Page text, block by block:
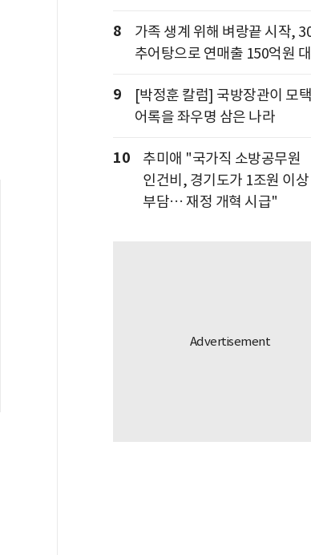
8
가족 생계 위해 벼랑끝 시작,
추어탕으로 연매출 150억원
9
[박정훈 칼럼] 국방장관이 모
어록을 좌우명 삼은 나라
10
추미애 "국가직 소방공무원
인건비, 경기도가 1조원 이상
부담… 재정 개혁 시급"